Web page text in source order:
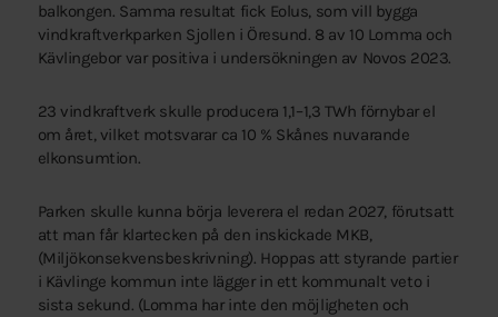
balkongen. Samma resultat fick Eolus, som vill bygga
vindkraftverkparken Sjollen i Öresund. 8 av 10 Lomma och
Kävlingebor var positiva i undersökningen av Novos 2023.
23 vindkraftverk skulle producera 1,1–1,3 TWh förnybar el
om året, vilket motsvarar ca 10 % Skånes nuvarande
elkonsumtion.
Parken skulle kunna börja leverera el redan 2027, förutsatt
att man får klartecken på den inskickade MKB,
(Miljökonsekvensbeskrivning). Hoppas att styrande partier
i Kävlinge kommun inte lägger in ett kommunalt veto i
sista sekund. (Lomma har inte den möjligheten och